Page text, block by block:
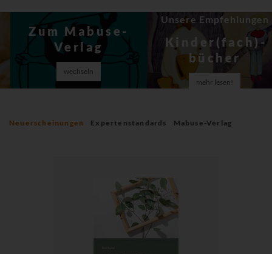
Zum Mabuse-
Verlag
wechseln
Unsere Empfehlungen
Kinder(fach)­
bücher
mehr lesen!
Neuerscheinungen Expertenstandards Mabuse-Verlag